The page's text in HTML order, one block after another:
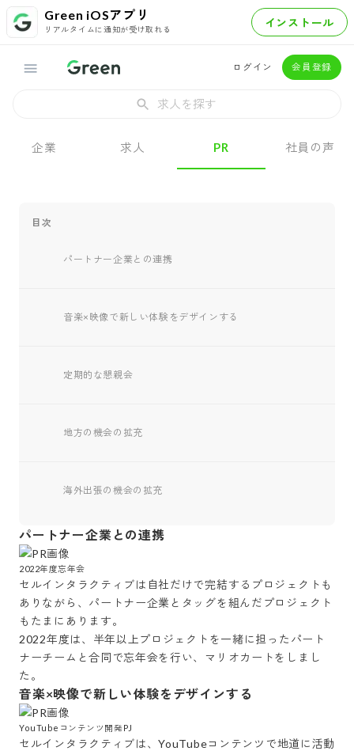
Green iOSアプリ
リアルタイムに通知が受け取れる インストール
ログイン 会員登録
求人を探す
企業 求人 PR 社員の声
目次
パートナー企業との連携
音楽×映像で新しい体験をデザインする
定期的な懇親会
地方の機会の拡充
海外出張の機会の拡充
パートナー企業との連携
2022年度忘年会
セルインタラクティブは自社だけで完結するプロジェクトも
ありながら、パートナー企業とタッグを組んだプロジェクト
もたまにあります。
2022年度は、半年以上プロジェクトを一緒に担ったパート
ナーチームと合同で忘年会を行い、マリオカートをしまし
た。
音楽×映像で新しい体験をデザインする
YouTubeコンテンツ開発PJ
セルインタラクティブは、YouTubeコンテンツで地道に活動